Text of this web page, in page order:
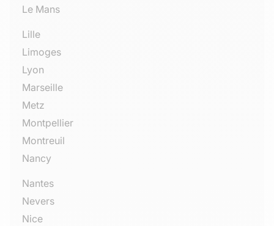
Le Mans
Lille
Limoges
Lyon
Marseille
Metz
Montpellier
Montreuil
Nancy
Nantes
Nevers
Nice